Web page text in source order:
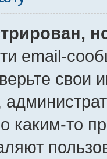
email-
свои
каким-то